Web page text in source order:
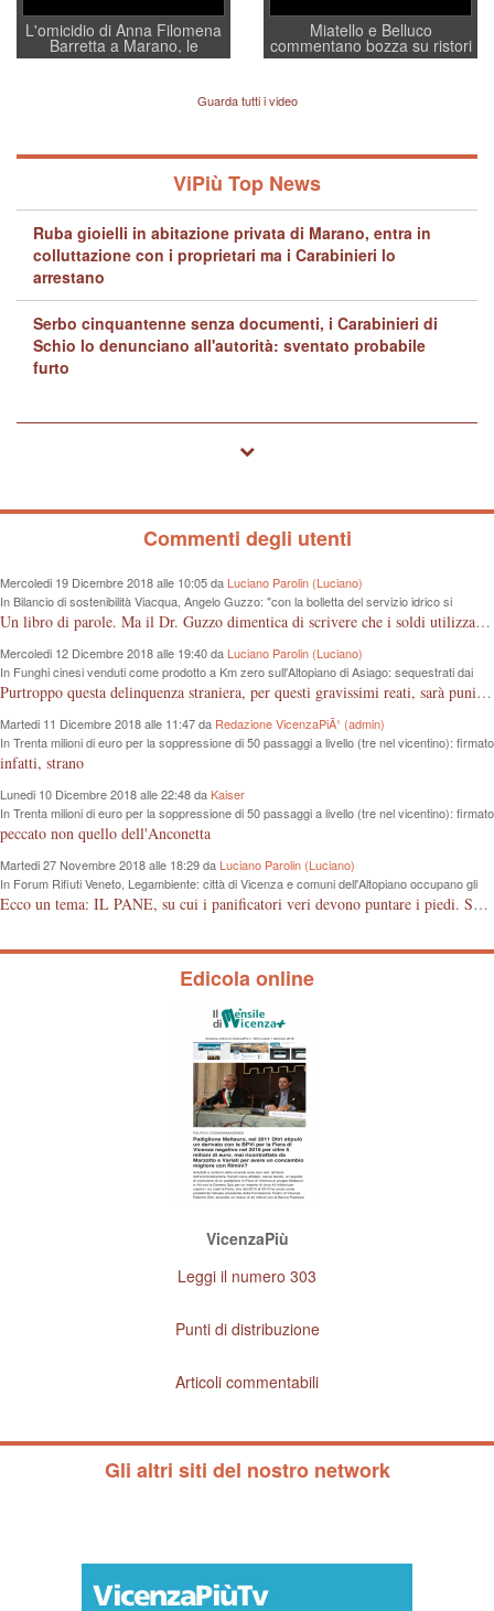
L'omicidio di Anna Filomena
Barretta a Marano, le
indagini dei carabinieri di
Lavarra: più avvincenti di
quelle di... Barbara D'Urso
Miatello e Belluco
commentano bozza su ristori
BPVi e Veneto Banca
Guarda tutti i video
ViPiù Top News
Ruba gioielli in abitazione privata di Marano, entra in
colluttazione con i proprietari ma i Carabinieri lo
arrestano
Serbo cinquantenne senza documenti, i Carabinieri di
Schio lo denunciano all'autorità: sventato probabile
furto
Commenti degli utenti
Mercoledi 19 Dicembre 2018 alle 10:05 da Luciano Parolin (Luciano)
In Bilancio di sostenibilità Viacqua, Angelo Guzzo: "con la bolletta del servizio idrico si
proteggono i fiumi dall'inquinamento"
Un libro di parole. Ma il Dr. Guzzo dimentica di scrivere che i soldi utilizzati sono quelli dei cittadini, in questo caso consumatori, che pagano tutto dalla fognatura, alle sedi "ergonomiche", all'IVA. Almeno un grazie ai contribuenti Vicentini!
Mercoledi 12 Dicembre 2018 alle 19:40 da Luciano Parolin (Luciano)
In Funghi cinesi venduti come prodotto a Km zero sull'Altopiano di Asiago: sequestrati dai
Forestali 100 Kg da 8 mila euro
Purtroppo questa delinquenza straniera, per questi gravissimi reati, sarà punita "forse" e solo come frode commerciale. La colpa è nostra che compriamo cineserie, senza sapere leggere un marchio o controllare le etichette, loro, quelli dell'est "Europei" ci sguazzano con i nostri prodotti, vanno e vengono dal confine con la roba nostra, ma nessuno controlla...poverini ! Mala tempora currunt.
Martedi 11 Dicembre 2018 alle 11:47 da Redazione VicenzaPiÃ¹ (admin)
In Trenta milioni di euro per la soppressione di 50 passaggi a livello (tre nel vicentino): firmato
protocollo d’intesa tra Regione e Rfi
infatti, strano
Lunedi 10 Dicembre 2018 alle 22:48 daKaiser
In Trenta milioni di euro per la soppressione di 50 passaggi a livello (tre nel vicentino): firmato
protocollo d’intesa tra Regione e Rfi
peccato non quello dell'Anconetta
Martedi 27 Novembre 2018 alle 18:29 da Luciano Parolin (Luciano)
In Forum Rifiuti Veneto, Legambiente: città di Vicenza e comuni dell'Altopiano occupano gli
ultimi posti nella raccolta differenziata
Ecco un tema: IL PANE, su cui i panificatori veri devono puntare i piedi. Se il pane è fresco vuol dire di giornata. Il consumatore deve avere la garanzia dell'acquisto, il controllo deve avvenire anche da parte delle associazioni di categoria che devono proteggere gli artigiani onesti, anche se pagato qualcosa in più. Grazie.
Edicola online
VicenzaPiù
Leggi il numero 303
Punti di distribuzione
Articoli commentabili
Gli altri siti del nostro network